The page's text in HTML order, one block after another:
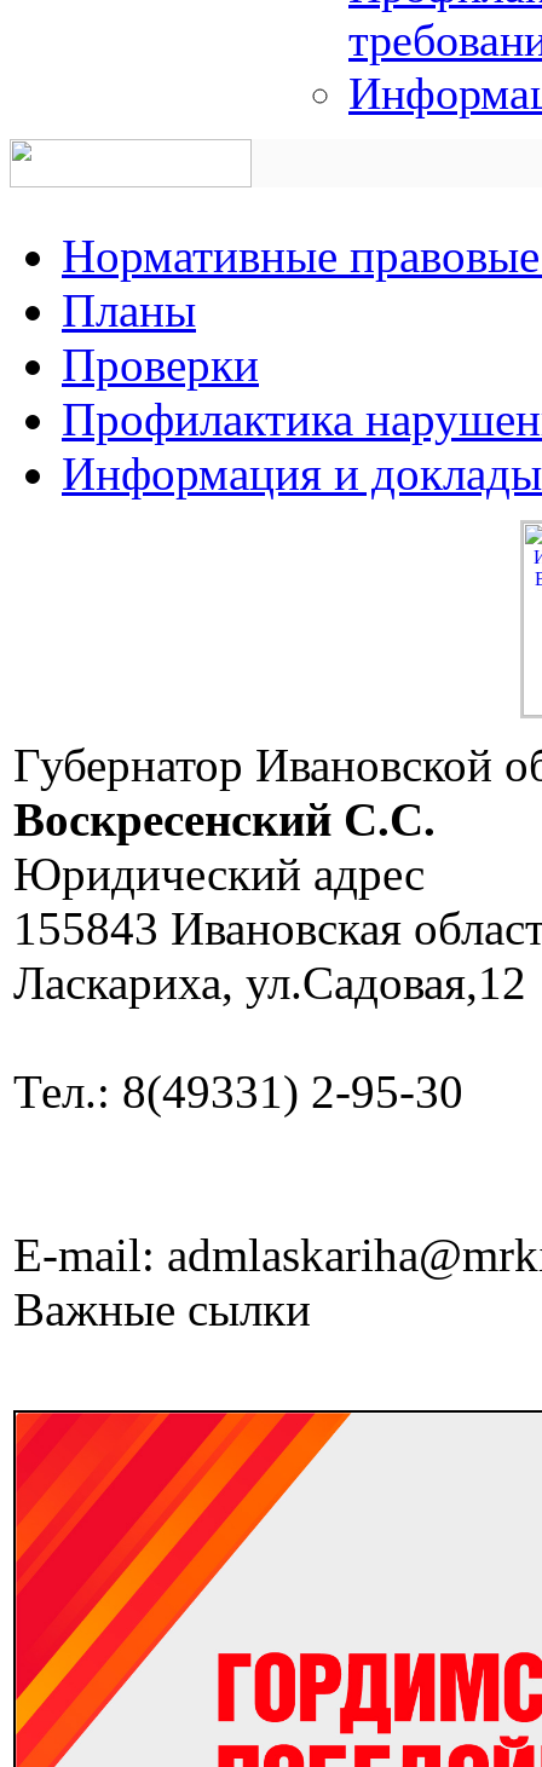
Нормативные
Планы
Проверки
Профилактика
Информация и доклады
Губернатор Ивановской
Воскресенский C.C.
Юридический адрес
155843 Ивановская
Ласкариха, ул.Садовая,12
Тел.: 8(49331) 2-95-30
E-mail:
Важные сылки